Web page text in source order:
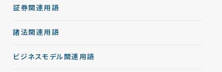
証券関連用語
諸法関連用語
ビジネスモデル関連用語